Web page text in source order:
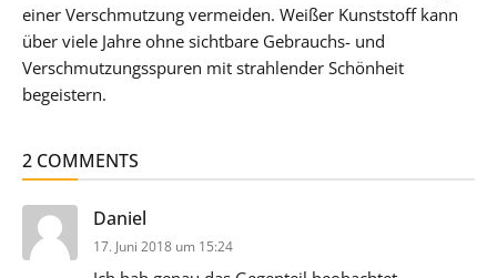
einer Verschmutzung vermeiden. Weißer Kunststoff kann
über viele Jahre ohne sichtbare Gebrauchs- und
Verschmutzungsspuren mit strahlender Schönheit
begeistern.
2 COMMENTS
Daniel
17. Juni 2018 um 15:24